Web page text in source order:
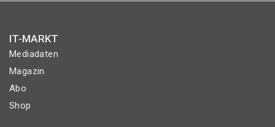
IT-MARKT
Mediadaten
Magazin
Abo
Shop